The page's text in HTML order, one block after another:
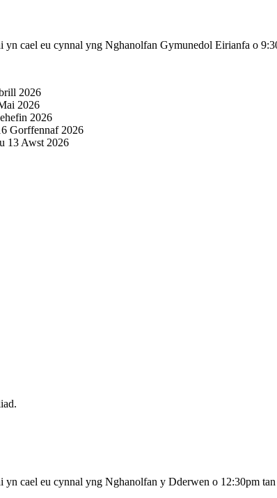
cael eu cynnal yng Nghanolfan Gymunedol Eirianfa o
2026
2026
2026
Gorffennaf 2026
13 Awst 2026
cael eu cynnal yng Nghanolfan y Dderwen o 12:30pm